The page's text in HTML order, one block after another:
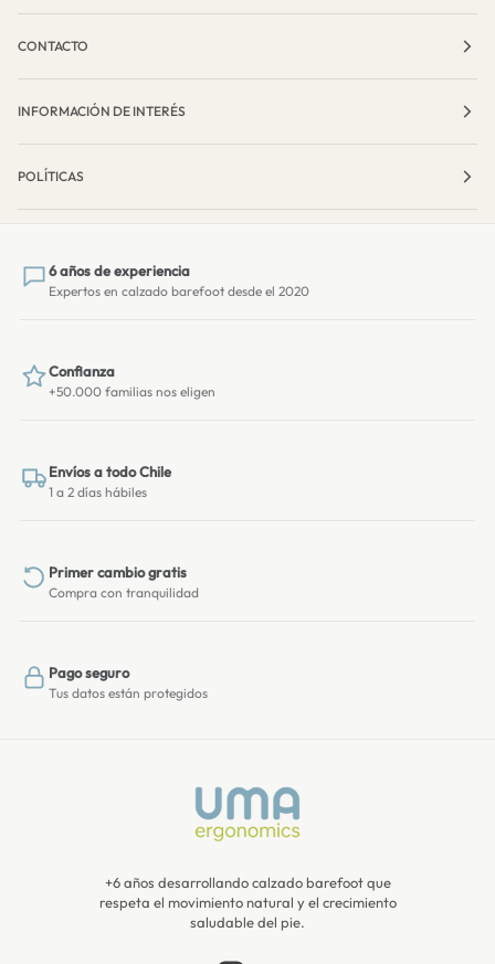
CONTACTO
INFORMACIÓN DE INTERÉS
POLÍTICAS
6 años de experiencia
Expertos en calzado barefoot desde el 2020
Confianza
+50.000 familias nos eligen
Envíos a todo Chile
1 a 2 días hábiles
Primer cambio gratis
Compra con tranquilidad
Pago seguro
Tus datos están protegidos
+6 años desarrollando calzado barefoot que
respeta el movimiento natural y el crecimiento
saludable del pie.